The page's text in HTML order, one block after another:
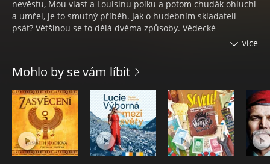
nevěstu, Mou vlast a Louisinu polku a potom chudák ohluchl
a umřel, je to smutný příběh. Jak o hudebním skladateli
psát? Většinou se to dělá dvěma způsoby. Vědecké
monografie popisují fakta shromážděná sběrem archivního
Pavel Kosatík v této knize zkouší jít ještě jinou cestou.
Studiem pramenů došel k závěru, že faktů je k dispozici
možná dost, že jsme je ale, právě s ohledem na potřeby té
naší doby, dostatečně nepromysleli. Autor nesouhlasí už s
tou hlavní, nejčastěji předkládanou tezí o Smetanovi jako
toliko zakladateli české hudby. Vidí v něm představitele
hudby evropské. Myslí si, že světová hudba u nás nezačala
více
Mohlo by se vám líbit